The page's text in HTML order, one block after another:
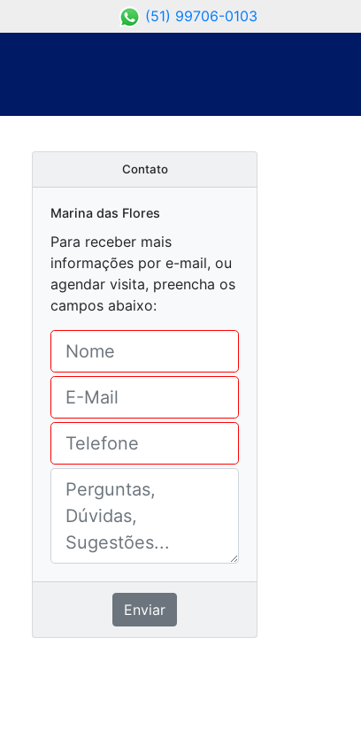
(51) 99706-0103
Contato
Marina das Flores
Para receber mais
informações por e-mail, ou
agendar visita, preencha os
campos abaixo:
Enviar